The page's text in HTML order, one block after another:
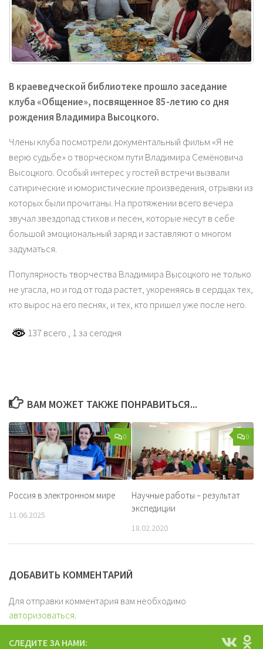
В краеведческой библиотеке прошло заседание
клуба «Общение», посвященное 85-летию со дня
рождения Владимира Высоцкого.
Члены клуба посмотрели документальный фильм «Я не
верю судьбе» о творческом пути Владимира Семёновича
Высоцкого. Особый интерес у гостей встречи вызвали
сатирические и юмористические произведения, отрывки из
которых были прочитаны. На протяжении всего вечера
звучал звездопад стихов и песен, которые несут в себе
большой эмоциональный заряд и заставляют о многом
задуматься.
Популярность творчества Владимира Высоцкого не только
не угасла, но и год от года растет, укореняясь в сердцах тех,
кто вырос на его песнях, и тех, кто пришел уже после него.
137 всего , 1 за сегодня
ВАМ МОЖЕТ ТАКЖЕ ПОНРАВИТЬСЯ...
0
Россия в электронном мире
11.06.2025
0
Научные работы – результат
экспедиции
18.02.2020
ДОБАВИТЬ КОММЕНТАРИЙ
Для отправки комментария вам необходимо
авторизоваться
СЛЕДИТЕ ЗА НАМИ: